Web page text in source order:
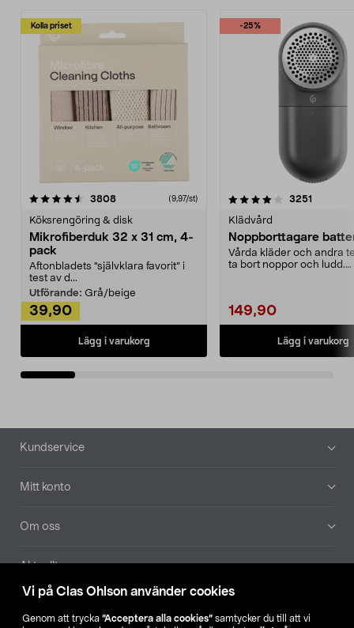
Vi på Clas Ohlson använder cookies
Genom att trycka ”Acceptera alla cookies” samtycker du till att vi
Kolla priset
3808recensioner (9,97/st)
Köksrengöring & disk
Mikrofiberduk 32 x 31 cm, 4-
pack
Aftonbladets "självklara favorit” i
test av d...
Utförande: Grå/beige
39,90
Lägg i varukorg
-25%
4.0av 5 stjärnor 3251
Klädvård
Noppborttagare
Vårda kläder och andra
ta bort noppor och ludd.
149,90
Lägg i varukorg
4.5av 5 stjärnor
Sidfot
Kundservice
Mitt konto
Om oss
Aktuellt